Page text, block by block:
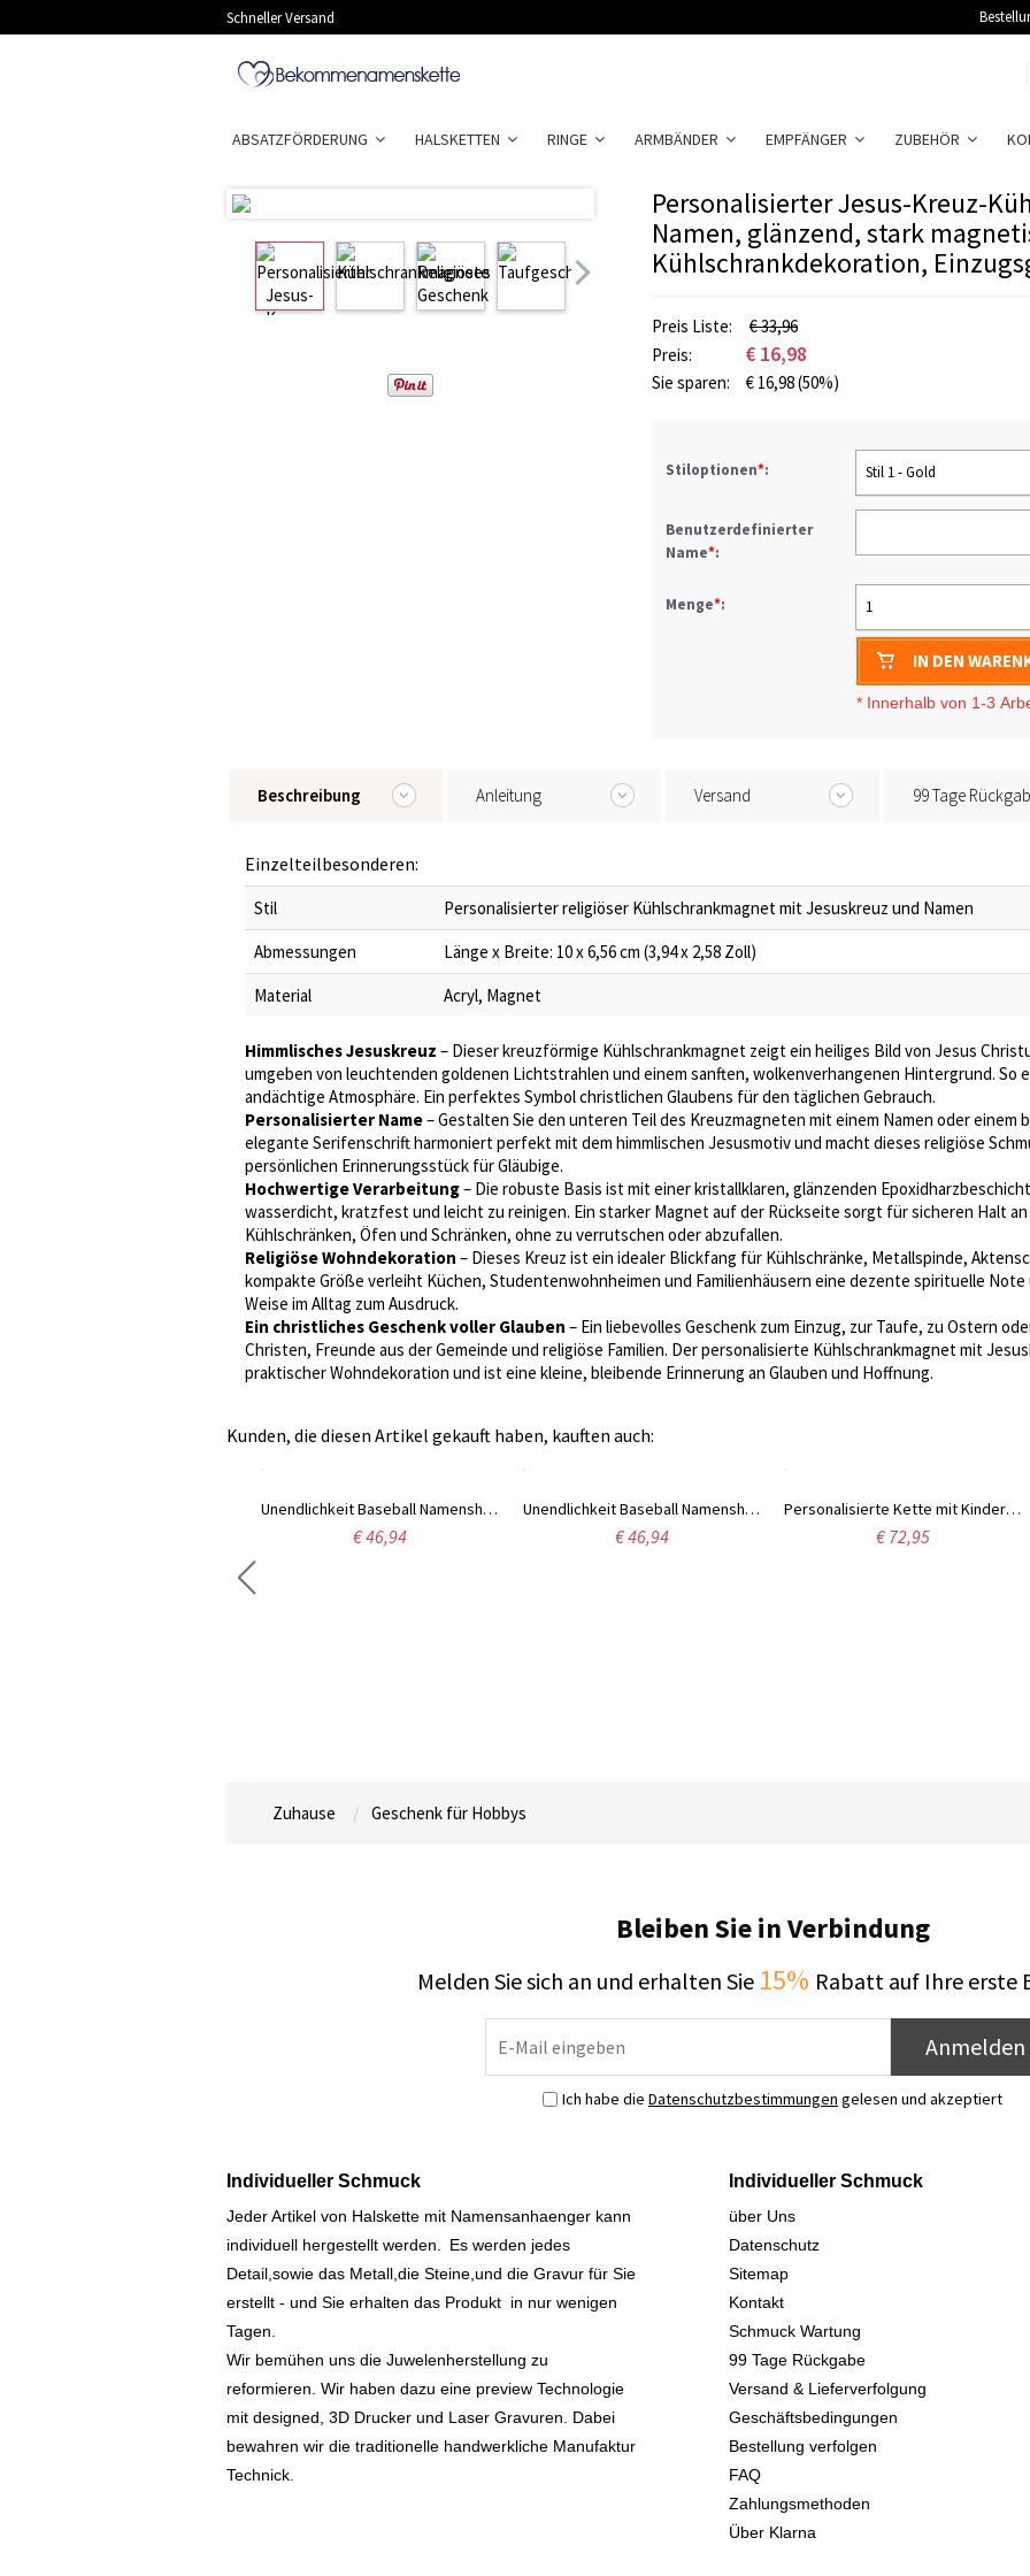
Schneller Versand
ABSATZFÖRDERUNG HALSKETTEN RINGE ARMBÄNDER EMPFÄNGER ZUBEHÖR
Personalisierter Jesus-Kreuz-
Namen, glänzend, stark
Kühlschrankdekoration,
Preis Liste:
€ 33,96
Preis:
€ 16,98
Sie sparen: € 16,98(50%)
Stiloptionen*: Stil 1 - Gold
Benutzerdefinierter
Name*:
Menge*: 1
IN DEN
* Innerhalb von 1-3
Beschreibung Anleitung Versand 99 Tage
Einzelteilbesonderen:
Stil
Personalisierter religiöser Kühlschrankmagnet mit Jesuskreuz und Namen
Abmessungen
Länge x Breite: 10 x 6,56 cm (3,94 x 2,58 Zoll)
Material
Acryl, Magnet
Himmlisches Jesuskreuz – Dieser kreuzförmige Kühlschrankmagnet zeigt ein heiliges Bild von Jesus
umgeben von leuchtenden goldenen Lichtstrahlen und einem sanften, wolkenverhangenen Hintergrund. So
andächtige Atmosphäre. Ein perfektes Symbol christlichen Glaubens für den täglichen Gebrauch.
Personalisierter Name– Gestalten Sie den unteren Teil des Kreuzmagneten mit einem Namen oder einem
elegante Serifenschrift harmoniert perfekt mit dem himmlischen Jesusmotiv und macht dieses religiöse
persönlichen Erinnerungsstück für Gläubige.
Hochwertige Verarbeitung– Die robuste Basis ist mit einer kristallklaren, glänzenden
wasserdicht, kratzfest und leicht zu reinigen. Ein starker Magnet auf der Rückseite sorgt für sicheren Halt
Kühlschränken, Öfen und Schränken, ohne zu verrutschen oder abzufallen.
Religiöse Wohndekoration – Dieses Kreuz ist ein idealer Blickfang für Kühlschränke, Metallspinde,
kompakte Größe verleiht Küchen, Studentenwohnheimen und Familienhäusern eine dezente spirituelle
Weise im Alltag zum Ausdruck.
Ein christliches Geschenk voller Glauben – Ein liebevolles Geschenk zum Einzug, zur Taufe, zu Ostern
Christen, Freunde aus der Gemeinde und religiöse Familien. Der personalisierte Kühlschrankmagnet mit
praktischer Wohndekoration und ist eine kleine, bleibende Erinnerung an Glauben und Hoffnung.
Kunden, die diesen Artikel gekauft haben, kauften auch:
Unendlichkeit Baseball Namenshalskette Rosa Gold
€ 46,94
Unendlichkeit Baseball Namenshalskette Gold überzogen
€ 46,94
Personalisierte Kette mit Kinderzeichnung in Sterlingsilber
€ 72,95
Zuhause Geschenk für Hobbys
Bleiben Sie in Verbindung
Melden Sie sich an und erhalten Sie 15% Rabatt auf Ihre erste
Anmelden
Ich habe die Datenschutzbestimmungen gelesen und akzeptiert
Individueller Schmuck
Jeder Artikel von Halskette mit Namensanhaenger kann
individuell hergestellt werden.
Es werden jedes
Detail,sowie das Metall,die Steine,und die Gravur für Sie
erstellt - und Sie erhalten das Produkt in nur wenigen
Tagen.
Wir bemühen uns die Juwelenherstellung zu
reformieren. Wir haben dazu eine preview Technologie
mit designed, 3D Drucker und Laser Gravuren. Dabei
bewahren wir die traditionelle handwerkliche Manufaktur
Technick.
Individueller Schmuck
über Uns
Datenschutz
Sitemap
Kontakt
Schmuck Wartung
99 Tage Rückgabe
Versand & Lieferverfolgung
Geschäftsbedingungen
Bestellung verfolgen
FAQ
Zahlungsmethoden
Über Klarna